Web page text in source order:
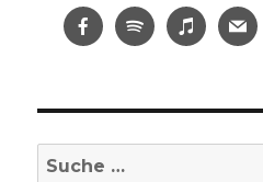
Suche